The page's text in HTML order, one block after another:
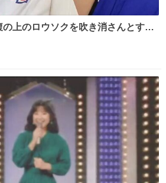
上のロウソクを吹き消さんとする
たし、お産後の股裂け状態でのト
安村の体勢」が1番楽